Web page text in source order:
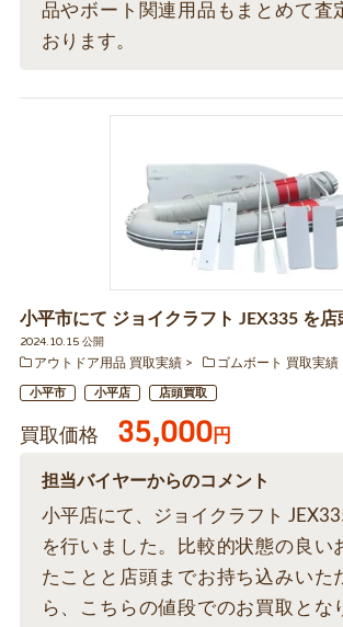
品やボート関連用品もまとめて査
おります。
小平市にて ジョイクラフト JEX335 を
2024.10.15 公開
アウトドア用品 買取実績
ゴムボート 買取実績
小平市 小平店 店頭買取
買取価格 35,000円
担当バイヤーからのコメント
小平店にて、ジョイクラフト
を行いました。比較的状態の良い
たことと店頭までお持ち込みいた
ら、こちらの値段でのお買取とな